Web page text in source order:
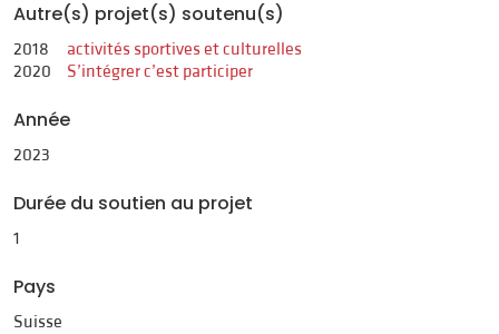
Autre(s) projet(s) soutenu(s)
2018
activités sportives et culturelles
2020
S’intégrer c’est participer
Année
2023
Durée du soutien au projet
1
Pays
Suisse